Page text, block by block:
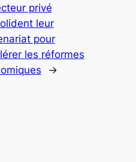
privé
leur
pour
les réformes
→